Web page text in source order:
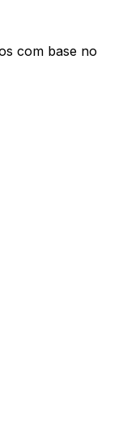
com base no